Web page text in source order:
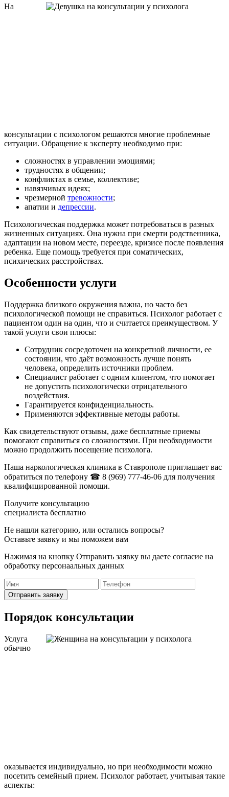
На
консультации с психологом решаются многие проблемные
ситуации. Обращение к эксперту необходимо при:
сложностях в управлении эмоциями;
трудностях в общении;
конфликтах в семье, коллективе;
навязчивых идеях;
чрезмерной тревожности;
апатии и депрессии.
Психологическая поддержка может потребоваться в разных
жизненных ситуациях. Она нужна при смерти родственника,
адаптации на новом месте, переезде, кризисе после появления
ребенка. Еще помощь требуется при соматических,
психических расстройствах.
Особенности услуги
Поддержка близкого окружения важна, но часто без
психологической помощи не справиться. Психолог работает с
пациентом один на один, что и считается преимуществом. У
такой услуги свои плюсы:
Сотрудник сосредоточен на конкретной личности, ее
состоянии, что даёт возможность лучше понять
человека, определить источники проблем.
Специалист работает с одним клиентом, что помогает
не допустить психологически отрицательного
воздействия.
Гарантируется конфиденциальность.
Применяются эффективные методы работы.
Как свидетельствуют отзывы, даже бесплатные приемы
помогают справиться со сложностями. При необходимости
можно продолжить посещение психолога.
Наша наркологическая клиника в Ставрополе приглашает вас
обратиться по телефону ☎ 8 (969) 777-46-06 для получения
квалифицированной помощи.
Получите консультацию
специалиста бесплатно
Не нашли категорию, или остались вопросы?
Оставьте заявку и мы поможем вам
Нажимая на кнопку Отправить заявку вы даете согласие на
обработку персонаальных данных
Отправить заявку
Порядок консультации
Услуга
обычно
оказывается индивидуально, но при необходимости можно
посетить семейный прием. Психолог работает, учитывая такие
аспекты: